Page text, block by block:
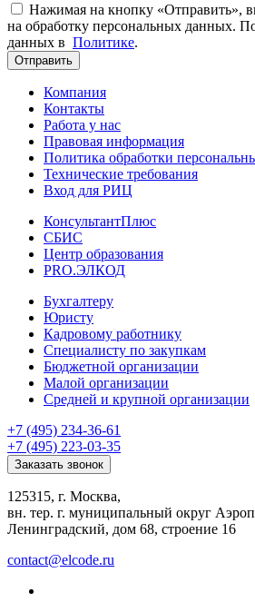
Нажимая на кнопку «Отправить»,
на обработку персональных данных.
данных в Политике.
Отправить
Компания
Контакты
Работа у нас
Правовая информация
Политика обработки
Технические требования
Вход для РИЦ
КонсультантПлюс
СБИС
Центр образования
PRO.ЭЛКОД
Бухгалтеру
Юристу
Кадровому работнику
Специалисту по закупкам
Бюджетной организации
Малой организации
Средней и крупной организации
+7 (495) 234-36-61
+7 (495) 223-03-35
Заказать звонок
125315, г. Москва,
вн. тер. г. муниципальный округ
Ленинградский, дом 68, строение 16
contact@elcode.ru